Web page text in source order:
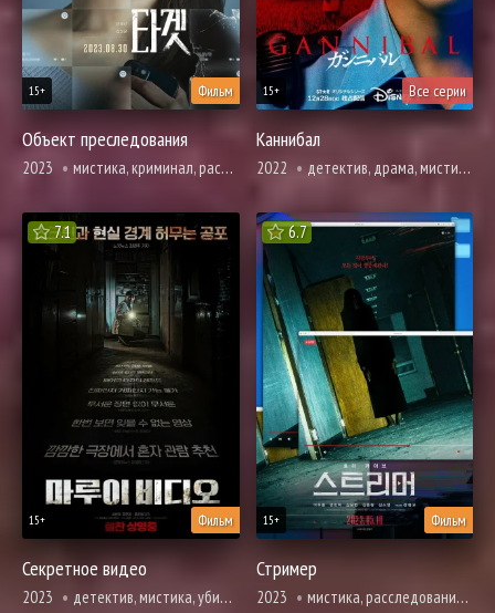
Фильм
15+
Объект преследования
2023 мистика, криминал, расследование, триллер, ужасы
Все серии
15+
Каннибал
2022 детектив, драма, мистика, психология, расследование, триллер, ужасы
7.1
Фильм
15+
Секретное видео
2023 детектив, мистика, убийство, расследование, ужасы, смерть
6.7
Фильм
15+
Стример
2023 мистика, расследование, ужасы